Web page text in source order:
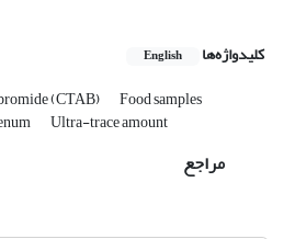
کلیدواژه‌ها English
(CTAB) Food samples
Ultra-trace amount
مراجع